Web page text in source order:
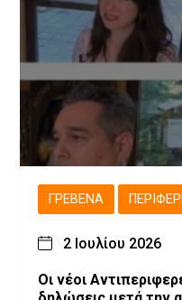
ΓΡΕΒΕΝΆ
2 Ιουλίου 2026
Οι νέοι